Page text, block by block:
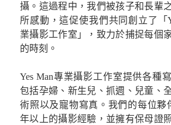
攝。這過程中，我們被孩子和長輩
所感動，這促使我們共同創立了「
業攝影工作室」，致力於捕捉每個
的時刻。
Yes Man專業攝影工作室提供各種
包括孕婦、新生兒、抓週、兒童、
術照以及寵物寫真。我們的每位夥
年以上的攝影經驗，並擁有保母證